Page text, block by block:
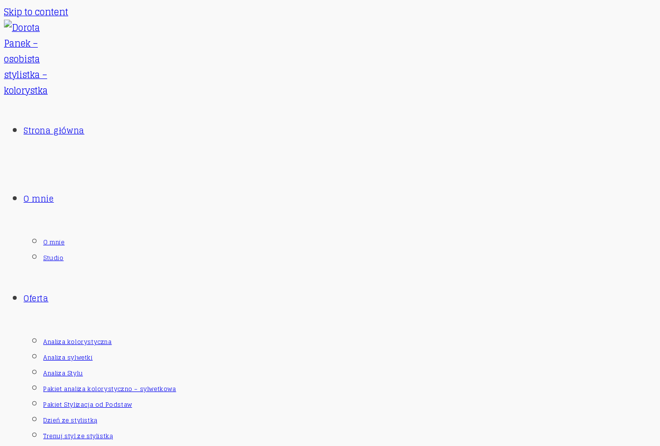
Skip to content
Strona główna
O mnie
O mnie
Studio
Oferta
Analiza kolorystyczna
Analiza sylwetki
Analiza Stylu
Pakiet analiza kolorystyczno – sylwetkowa
Pakiet Stylizacja od Podstaw
Dzień ze stylistką
Trenuj styl ze stylistką